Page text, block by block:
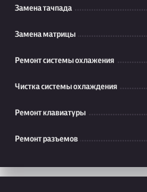
Замена тачпада
Замена матрицы
Ремонт системы охлажения
Чистка системы охлаждения
Ремонт клавиатуры
Ремонт разъемов